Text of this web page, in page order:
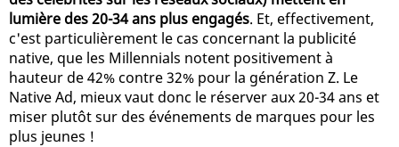
lumière des 20-34 ans plus engagés. Et, effectivement,
c'est particulièrement le cas concernant la publicité
native, que les Millennials notent positivement à
hauteur de 42% contre 32% pour la génération Z. Le
Native Ad, mieux vaut donc le réserver aux 20-34 ans et
miser plutôt sur des événements de marques pour les
plus jeunes !